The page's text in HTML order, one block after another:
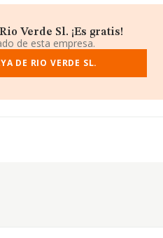
Verde Sl. ¡Es gratis!
de esta empresa.
DE RIO VERDE SL.